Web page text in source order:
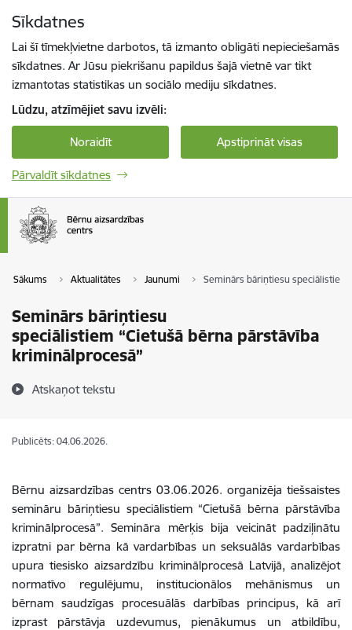
Sīkdatnes
Lai šī tīmekļvietne darbotos, tā izmanto obligāti nepieciešamās
sīkdatnes. Ar Jūsu piekrišanu papildus šajā vietnē var tikt
izmantotas statistikas un sociālo mediju sīkdatnes.
Lūdzu, atzīmējiet savu izvēli:
Noraidīt Apstiprināt visas
Pārvaldīt sīkdatnes
Sākums Aktualitātes Jaunumi Seminārs bāriņtiesu speciālistiem
Seminārs bāriņtiesu
speciālistiem “Cietušā bērna pārstāvība
kriminālprocesā”
Atskaņot tekstu
Publicēts: 04.06.2026.
Bērnu aizsardzības centrs 03.06.2026. organizēja tiešsaistes
semināru bāriņtiesu speciālistiem “Cietušā bērna pārstāvība
kriminālprocesā”. Semināra mērķis bija veicināt padziļinātu
izpratni par bērna kā vardarbības un seksuālās vardarbības
upura tiesisko aizsardzību kriminālprocesā Latvijā, analizējot
normatīvo regulējumu, institucionālos mehānismus un
bērnam saudzīgas procesuālās darbības principus, kā arī
izprast pārstāvja uzdevumus, pienākumus un atbildību,